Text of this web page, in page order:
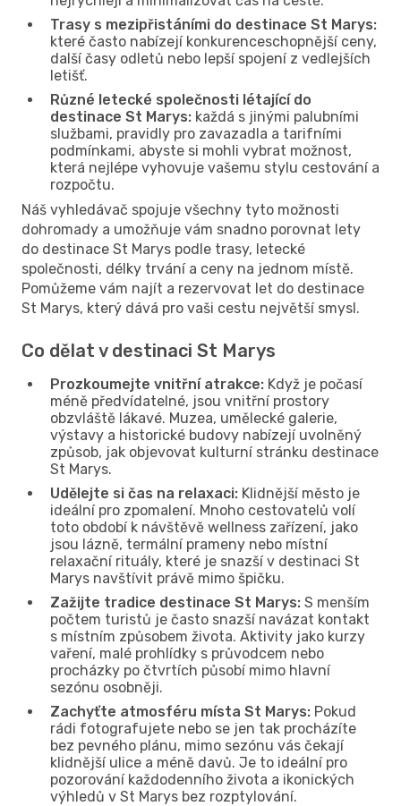
Trasy s mezipřistáními do destinace St Marys:
které často nabízejí konkurenceschopnější ceny,
další časy odletů nebo lepší spojení z vedlejších
letišť.
Různé letecké společnosti létající do
destinace St Marys: každá s jinými palubními
službami, pravidly pro zavazadla a tarifními
podmínkami, abyste si mohli vybrat možnost,
která nejlépe vyhovuje vašemu stylu cestování a
rozpočtu.
Náš vyhledávač spojuje všechny tyto možnosti
dohromady a umožňuje vám snadno porovnat lety
do destinace St Marys podle trasy, letecké
společnosti, délky trvání a ceny na jednom místě.
Pomůžeme vám najít a rezervovat let do destinace
St Marys, který dává pro vaši cestu největší smysl.
Co dělat v destinaci St Marys
Prozkoumejte vnitřní atrakce: Když je počasí
méně předvídatelné, jsou vnitřní prostory
obzvláště lákavé. Muzea, umělecké galerie,
výstavy a historické budovy nabízejí uvolněný
způsob, jak objevovat kulturní stránku destinace
St Marys.
Udělejte si čas na relaxaci: Klidnější město je
ideální pro zpomalení. Mnoho cestovatelů volí
toto období k návštěvě wellness zařízení, jako
jsou lázně, termální prameny nebo místní
relaxační rituály, které je snazší v destinaci St
Marys navštívit právě mimo špičku.
Zažijte tradice destinace St Marys: S menším
počtem turistů je často snazší navázat kontakt
s místním způsobem života. Aktivity jako kurzy
vaření, malé prohlídky s průvodcem nebo
procházky po čtvrtích působí mimo hlavní
sezónu osobněji.
Zachyťte atmosféru místa St Marys: Pokud
rádi fotografujete nebo se jen tak procházíte
bez pevného plánu, mimo sezónu vás čekají
klidnější ulice a méně davů. Je to ideální pro
pozorování každodenního života a ikonických
výhledů v St Marys bez rozptylování.